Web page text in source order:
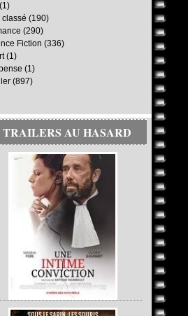
classé (190)
(290)
Fiction (336)
(1)
(1)
(897)
TRAILERS AU HASARD